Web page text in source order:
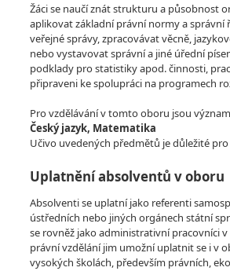
Žáci se naučí znát strukturu a působnost
aplikovat základní právní normy a správní
veřejné správy, zpracovávat věcně,
nebo vystavovat správní a jiné úřední
podklady pro statistiky apod. činnosti,
připraveni ke spolupráci na programech
Pro vzdělávání v tomto oboru jsou
Český jazyk, Matematika
Učivo uvedených předmětů je důležité
Uplatnění absolventů v oboru
Absolventi se uplatní jako referenti
ústředních nebo jiných orgánech státní
se rovněž jako administrativní pracovníci
právní vzdělání jim umožní uplatnit se i v
vysokých školách, především právních,